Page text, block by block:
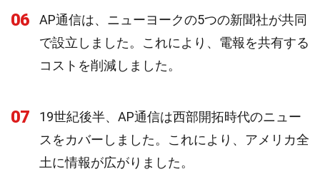
06
AP通信は、ニューヨークの5つの新聞社が共同
で設立しました。これにより、電報を共有する
コストを削減しました。
07
19世紀後半、AP通信は西部開拓時代のニュー
スをカバーしました。これにより、アメリカ全
土に情報が広がりました。